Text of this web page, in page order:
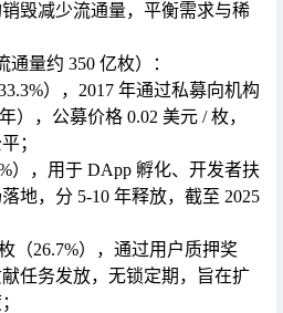
毁减少流通量，平衡需求与稀
量约 350 亿枚）
：
），2017 年通过私募向机构
），公募价格 0.02 美元 / 枚，
；
），用于 DApp 孵化、开发者扶
地，分 5-10 年释放，截至 2025
（26.7%），通过用户质押奖
任务发放，无锁定期，旨在扩